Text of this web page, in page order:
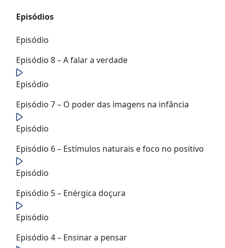
Episódios
Episódio
Episódio 8 – A falar a verdade
Episódio
Episódio 7 – O poder das imagens na infância
Episódio
Episódio 6 – Estímulos naturais e foco no positivo
Episódio
Episódio 5 – Enérgica doçura
Episódio
Episódio 4 – Ensinar a pensar